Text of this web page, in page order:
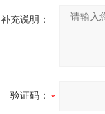
补充说明：
验证码：